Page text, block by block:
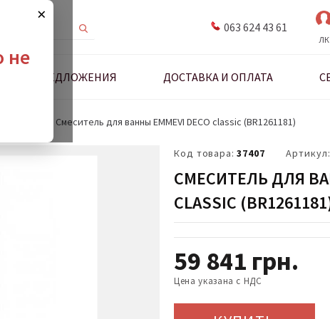
×
не
063 624 43 61
ЛК
ПРЕДЛОЖЕНИЯ ДОСТАВКА И ОПЛАТА
Смеситель для ванны EMMEVI DECO classic (BR1261181)
Код товара: 37407 Артикул:
СМЕСИТЕЛЬ ДЛЯ
CLASSIC
59 841 грн.
Цена указана с НДС